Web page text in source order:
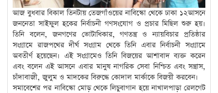
আজ বুধবার বিকাল তিনটায় তেজগাঁওয়ের নাবিস্কো থেকে ঢাকা ১২আসনে
জননেতা সাইফুল হকের নির্বাচনী গণসংযোগ ও প্রচার মিছিল শুরু হয়।
তিনি বলেন, জনগণের ভোটাধিকার, গণতন্ত্র ও ন্যায়বিচার প্রতিষ্ঠার
সংগ্রামে রাজপথের দীর্ঘ সংগ্রাম থেকে তিনি এবার নির্বাচনী সংগ্রামে
অবতীর্ণ হয়েছেন। এই সংগ্রামেও তিনি বিজয়ের আশাবাদ ব্যক্ত করেন
এবং বলেন এই আসনে এবার মানুষ নাগরিক সেবা নিশ্চিত এবং সন্ত্রাস,
চাঁদাবাজী, জুলুম ও মাদকের বিরুদ্ধে কোদাল মার্কাকে বিজয়ী করবেন।
সমাবেশের পর নাবিস্কো মোড় থেকে লিচুবাগান হয়ে নাখালপাড়া রেলগেট